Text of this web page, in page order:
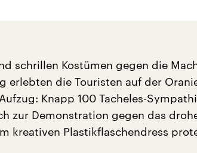
schrillen Kostümen gegen die
erlebten die Touristen auf der
Knapp 100 Tacheles-
zur Demonstration gegen das
kreativen Plastikflaschendress